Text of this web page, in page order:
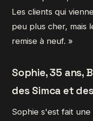
Les clients qui
peu plus cher, mais
remise à neuf. »
Sophie, 35 ans,
des Simca et
Sophie s'est fait